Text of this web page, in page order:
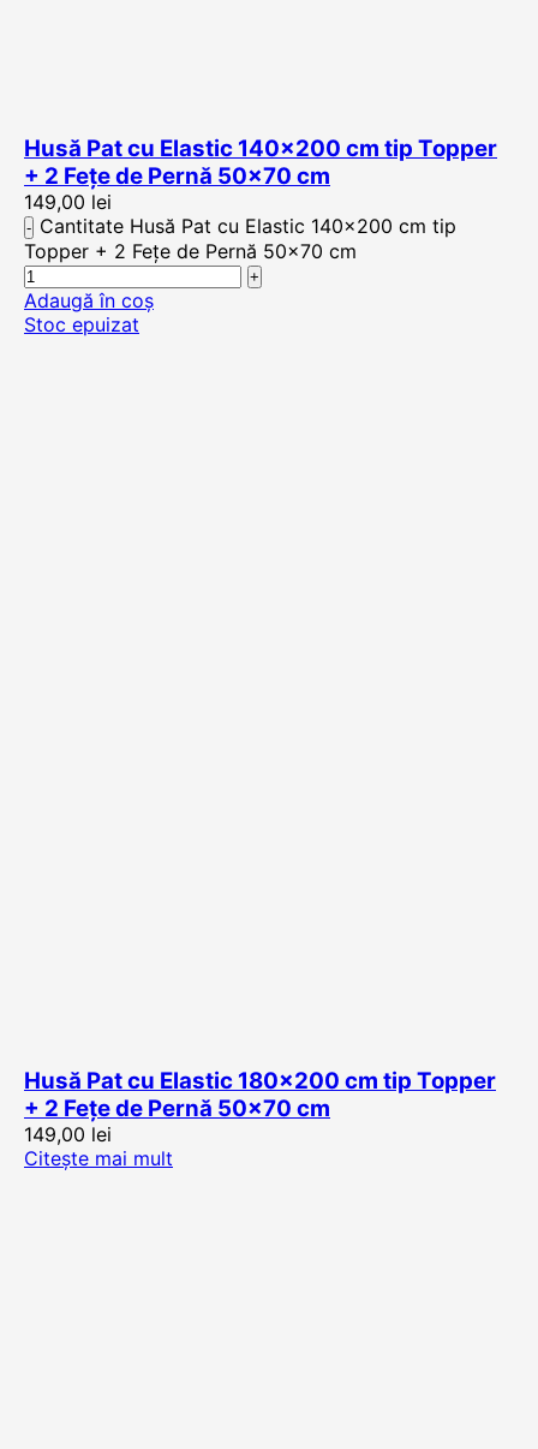
Husă Pat cu Elastic 140×200 cm tip Topper
+ 2 Fețe de Pernă 50×70 cm
149,00 lei
Cantitate Husă Pat cu Elastic 140x200 cm tip
Topper + 2 Fețe de Pernă 50x70 cm
Adaugă în coș
Stoc epuizat
Husă Pat cu Elastic 180×200 cm tip Topper
+ 2 Fețe de Pernă 50×70 cm
149,00 lei
Citește mai mult